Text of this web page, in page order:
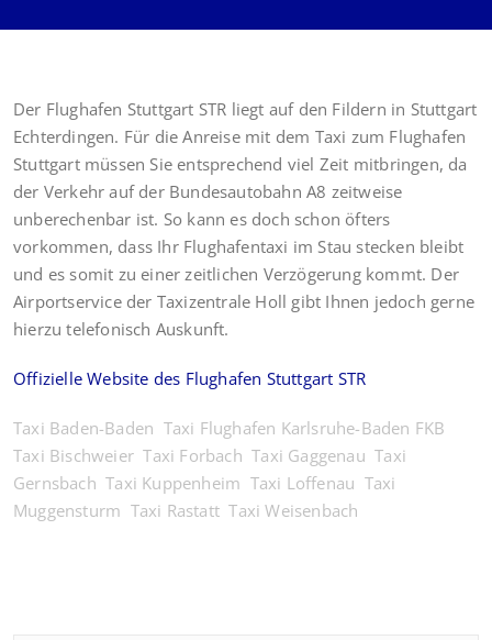
Der Flughafen Stuttgart STR liegt auf den Fildern in Stuttgart
Echterdingen. Für die Anreise mit dem Taxi zum Flughafen
Stuttgart müssen Sie entsprechend viel Zeit mitbringen, da
der Verkehr auf der Bundesautobahn A8 zeitweise
unberechenbar ist. So kann es doch schon öfters
vorkommen, dass Ihr Flughafentaxi im Stau stecken bleibt
und es somit zu einer zeitlichen Verzögerung kommt. Der
Airportservice der Taxizentrale Holl gibt Ihnen jedoch gerne
hierzu telefonisch Auskunft.
Offizielle Website des Flughafen Stuttgart STR
Taxi Baden-Baden Taxi Flughafen Karlsruhe-Baden FKB
Taxi Bischweier Taxi Forbach Taxi Gaggenau Taxi
Gernsbach Taxi Kuppenheim Taxi Loffenau Taxi
Muggensturm Taxi Rastatt Taxi Weisenbach